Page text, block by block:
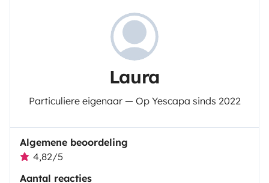
Laura
Particuliere eigenaar — Op Yescapa sinds 2022
Algemene beoordeling
4,82/5
Aantal reacties